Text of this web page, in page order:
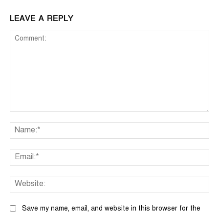
LEAVE A REPLY
Save my name, email, and website in this browser for the